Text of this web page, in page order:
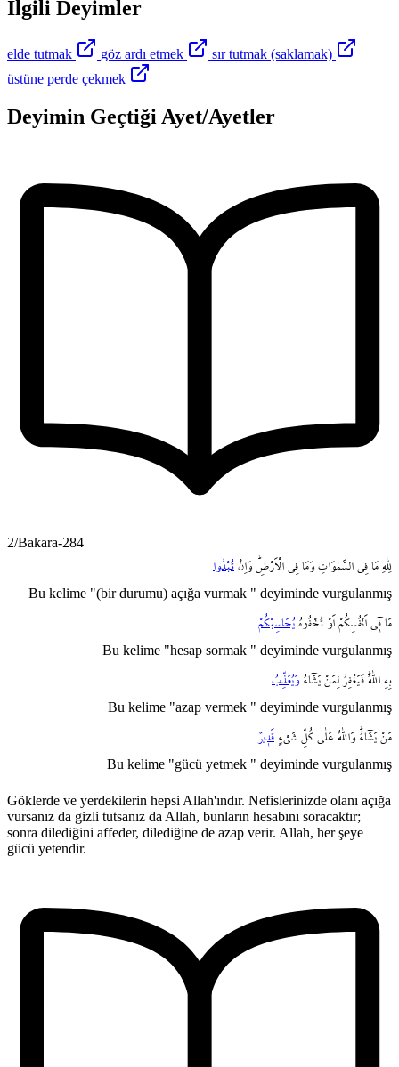
İlgili Deyimler
elde tutmak göz ardı etmek
sır tutmak (saklamak)
üstüne perde çekmek
Deyimin Geçtiği Ayet/Ayetler
2/Bakara-284
لِلّٰهِ مَا فِي السَّمٰوَاتِ وَمَا فِي الْاَرْضِۜ وَاِنْ تُبْدُوا
Bu kelime "(bir durumu) açığa vurmak " deyiminde vurgulanmış
مَا ف۪ٓي اَنْفُسِكُمْ اَوْ تُخْفُوهُ يُحَاسِبْكُمْ
Bu kelime "hesap sormak " deyiminde vurgulanmış
بِهِ اللّٰهُۜ فَيَغْفِرُ لِمَنْ يَشَٓاءُ وَيُعَذِّبُ
Bu kelime "azap vermek " deyiminde vurgulanmış
مَنْ يَشَٓاءُۜ وَاللّٰهُ عَلٰى كُلِّ شَيْءٍ قَد۪يرٌ
Bu kelime "gücü yetmek " deyiminde vurgulanmış
Göklerde ve yerdekilerin hepsi Allah'ındır. Nefislerinizde olanı açığa
vursanız da gizli tutsanız da Allah, bunların hesabını soracaktır;
sonra dilediğini affeder, dilediğine de azap verir. Allah, her şeye
gücü yetendir.